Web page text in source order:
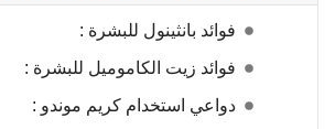
فوائد بانثينول للبشرة :
فوائد زيت الكاموميل للبشرة :
دواعي استخدام كريم موندو :